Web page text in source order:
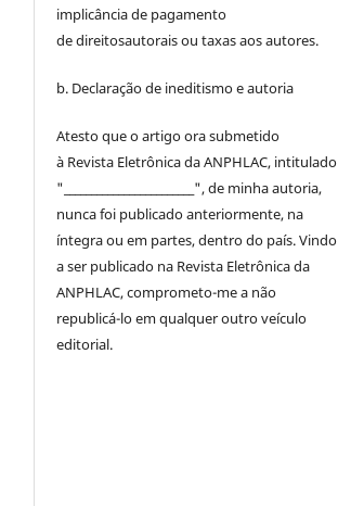
implicância de pagamento
dedireitosautoraisou taxas aos autores.
b. Declaração de ineditismo e autoria
Atesto que o artigo ora submetido
à Revista Eletrônica da ANPHLAC, intitulado
"________________________", de minha autoria,
nunca foi publicado anteriormente, na
íntegra ou em partes, dentrodo país. Vindo
a ser publicado na Revista Eletrônica da
ANPHLAC, comprometo-me a não
republicá-lo em qualquer outro veículo
editorial.